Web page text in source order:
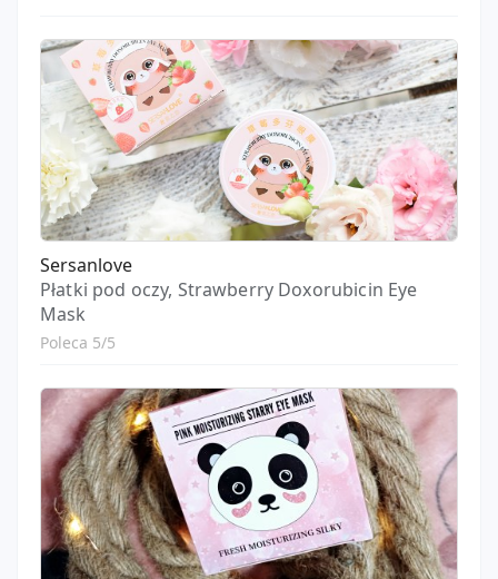
Sersanlove
Płatki pod oczy, Strawberry Doxorubicin Eye
Mask
Poleca 5/5